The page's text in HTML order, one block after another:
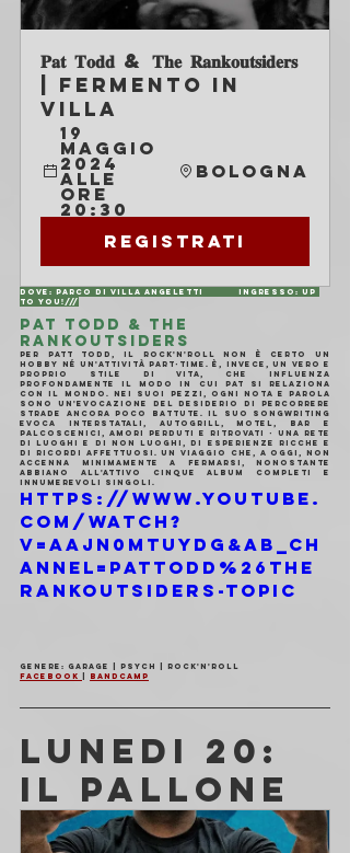
𝐏𝐚𝐭 𝐓𝐨𝐝𝐝 & 𝐓𝐡𝐞 𝐑𝐚𝐧𝐤𝐨𝐮𝐭𝐬𝐢𝐝𝐞𝐫𝐬
| Fermento in
Villa
19
maggio
2024
alle
ore
20:30
Bologna
Registrati
Dove: Parco di Villa Angeletti	Ingresso: Up
to You!///
PAT TODD & THE
RANKOUTSIDERS
Per Patt Todd, il rock'n'roll non è certo un
hobby né un'attività part-time. È, invece, un vero e
proprio stile di vita, che influenza
profondamente il modo in cui Pat si relaziona
con il mondo. Nei suoi pezzi, ogni nota e parola
sono un'evocazione del desiderio di percorrere
strade ancora poco battute. Il suo songwriting
evoca interstatali, autogrill, motel, bar e
palcoscenici, amori perduti e ritrovati - una rete
di luoghi e di non luoghi, di esperienze ricche e
di ricordi affettuosi. Un viaggio che, a oggi, non
accenna minimamente a fermarsi, nonostante
abbiano all'attivo cinque album completi e
innumerevoli singoli.
https://www.youtube.
com/watch?
v=AAjn0mtUYdg&ab_ch
annel=PatTodd%26the
Rankoutsiders-Topic
Genere: Garage | Psych | Rock'n'Roll
Facebook
Bandcamp
LUNEDI 20:
IL PALLONE